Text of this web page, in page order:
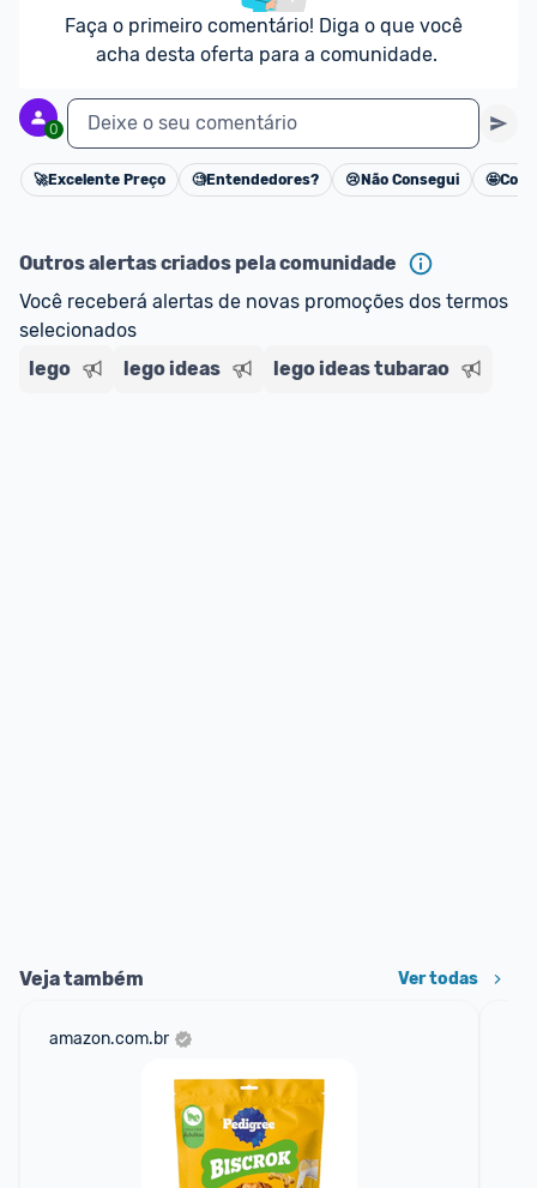
Faça o primeiro comentário! Diga o que você
acha desta oferta para a comunidade.
0 Deixe o seu comentário
Cancelar
🚀Excelente Preço 🧐Entendedores? 😢 Não Consegui 🤩
Outros alertas criados pela comunidade
Você receberá alertas de novas promoções dos termos
selecionados
lego
lego ideas lego ideas tubarao
Veja também Ver todas
amazon.com.br